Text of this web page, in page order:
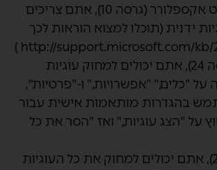
בדפדפן אינטרנט אקספלורר (גרסה 10), אתם צריכים
ידנית (תוכלו למצוא הוראות לכך
בפיירפוקס (גרסה 24), אתם יכולים למחוק עוגיות
"כלים," "אפשרויות," ו-"פרטיות",
בהגדרות מותאמות אישית עבור
על "הצג עוגיות," ואז "הסר את כל
ובכרום (גרסה 29), אתם יכולים למחוק את כל העוגיות